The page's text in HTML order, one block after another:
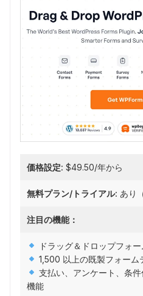
価格設定: $49.50/年から
無料プラン/トライアル: あり
注目の機能：
ドラッグ＆ドロップフォ
1,500 以上の既製フォーム
支払い、アンケート、条
機能